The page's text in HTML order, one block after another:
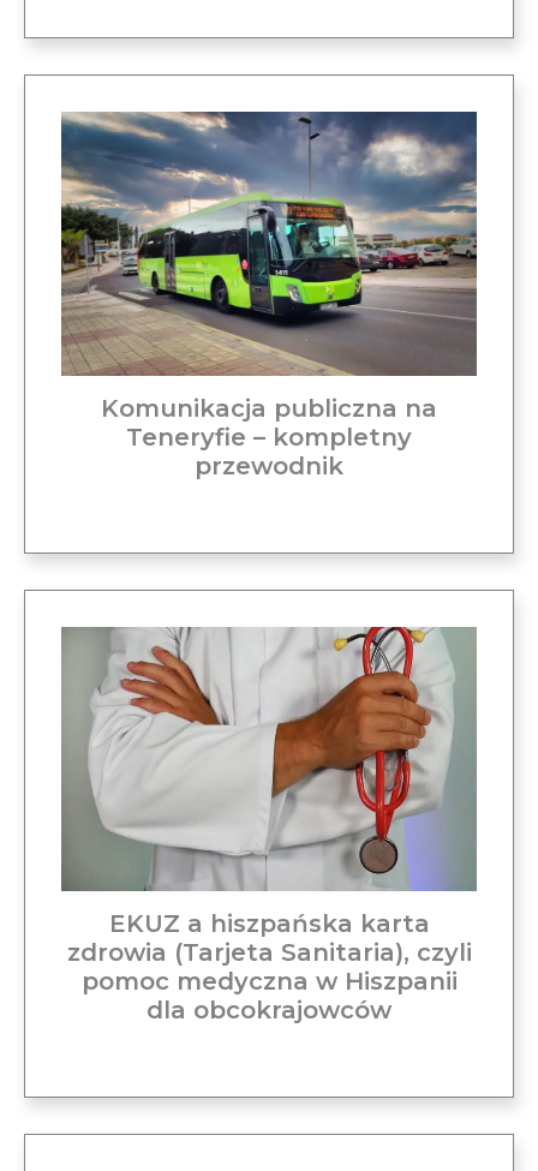
Komunikacja publiczna na
Teneryfie – kompletny
przewodnik
EKUZ a hiszpańska karta
zdrowia (Tarjeta Sanitaria), czyli
pomoc medyczna w Hiszpanii
dla obcokrajowców